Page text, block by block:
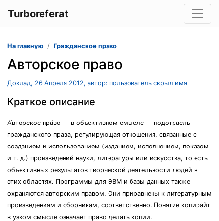
Turboreferat
На главную Гражданское право
Авторское право
Доклад, 26 Апреля 2012, автор: пользователь скрыл имя
Краткое описание
А́вторское пра́во — в объективном смысле — подотрасль
гражданского права, регулирующая отношения, связанные с
созданием и использованием (изданием, исполнением, показом
и т. д.) произведений науки, литературы или искусства, то есть
объективных результатов творческой деятельности людей в
этих областях. Программы для ЭВМ и базы данных также
охраняются авторским правом. Они приравнены к литературным
произведениям и сборникам, соответственно. Понятие копирайт
в узком смысле означает право делать копии.